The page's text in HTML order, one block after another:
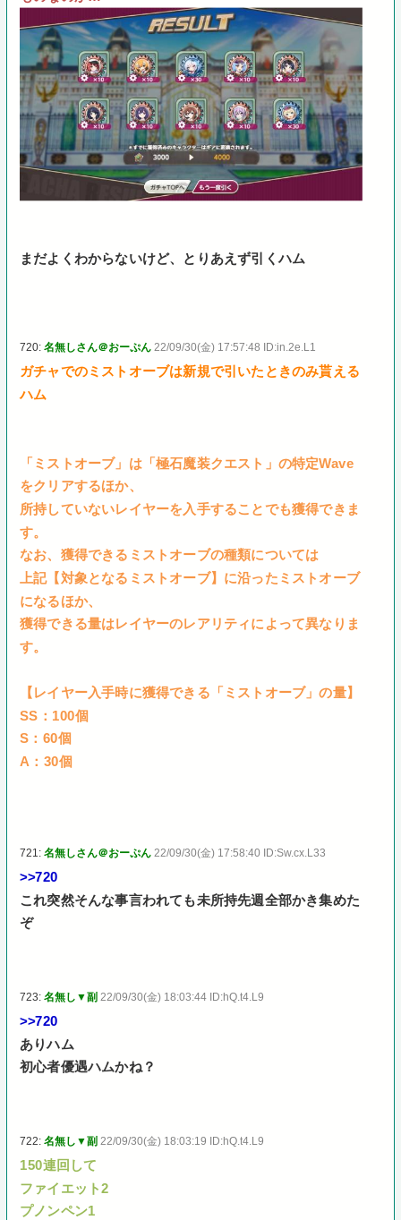
まだよくわからないけど、とりあえず引くハム
720:名無しさん＠おーぷん 22/09/30(金) 17:57:48 ID:in.2e.L1
ガチャでのミストオーブは新規で引いたときのみ貰える
ハム
「ミストオーブ」は「極石魔装クエスト」の特定Wave
をクリアするほか、
所持していないレイヤーを入手することでも獲得できま
す。
なお、獲得できるミストオーブの種類については
上記【対象となるミストオーブ】に沿ったミストオーブ
になるほか、
獲得できる量はレイヤーのレアリティによって異なりま
す。
【レイヤー入手時に獲得できる「ミストオーブ」の量】
SS：100個
S：60個
A：30個
721:名無しさん＠おーぷん 22/09/30(金) 17:58:40 ID:Sw.cx.L33
>>720
これ突然そんな事言われても未所持先週全部かき集めた
ぞ
723:名無し▼副 22/09/30(金) 18:03:44 ID:hQ.t4.L9
>>720
ありハム
初心者優遇ハムかね？
722:名無し▼副 22/09/30(金) 18:03:19 ID:hQ.t4.L9
150連回して
ファイエット2
プノンペン1